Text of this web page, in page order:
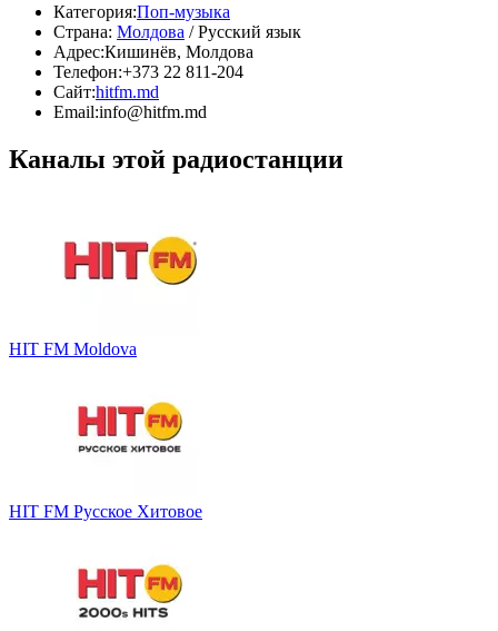
Категория:Поп-музыка
Страна: Молдова / Русский язык
Адрес:Кишинёв, Молдова
Телефон:+373 22 811-204
Сайт:hitfm.md
Email:info@hitfm.md
Каналы этой радиостанции
HIT FM Moldova
HIT FM Русское Хитовое